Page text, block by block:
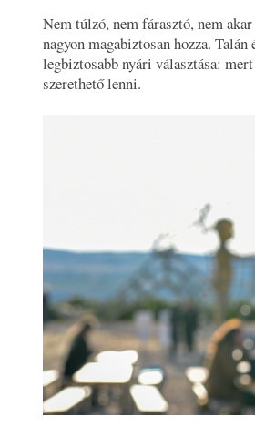
Nem túlzó, nem fárasztó, nem
nagyon magabiztosan hozza.
legbiztosabb nyári választása:
szerethető lenni.